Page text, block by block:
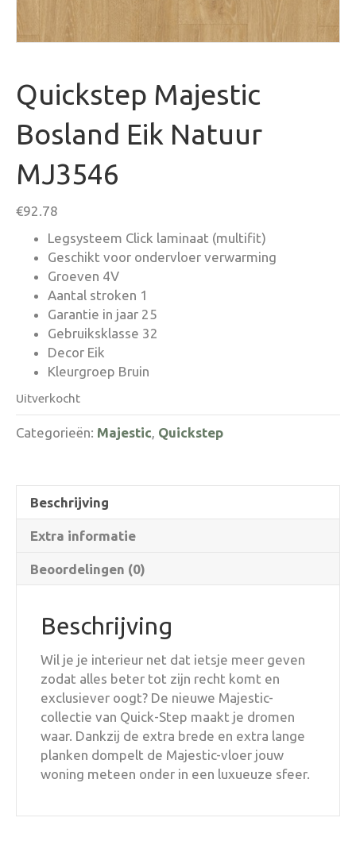
Quickstep Majestic
Bosland Eik Natuur
MJ3546
€92.78
Legsysteem Click laminaat (multifit)
Geschikt voor ondervloer verwarming
Groeven 4V
Aantal stroken 1
Garantie in jaar 25
Gebruiksklasse 32
Decor Eik
Kleurgroep Bruin
Uitverkocht
Categorieën: Majestic, Quickstep
Beschrijving
Extra informatie
Beoordelingen (0)
Beschrijving
Wil je je interieur net dat ietsje meer geven
zodat alles beter tot zijn recht komt en
exclusiever oogt? De nieuwe Majestic-
collectie van Quick-Step maakt je dromen
waar. Dankzij de extra brede en extra lange
planken dompelt de Majestic-vloer jouw
woning meteen onder in een luxueuze sfeer.